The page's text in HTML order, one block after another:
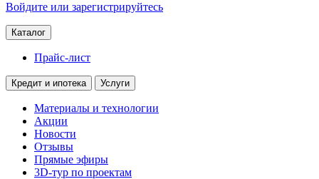
Войдите или зарегистрируйтесь
Каталог
Прайс-лист
Кредит и ипотека Услуги
Материалы и технологии
Акции
Новости
Отзывы
Прямые эфиры
3D-тур по проектам